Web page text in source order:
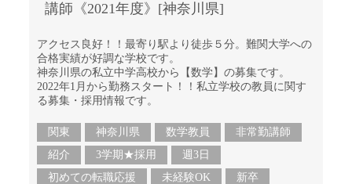
講師《2021年度》[神奈川県]
アクセス良好！！最寄り駅より徒歩５分。難関大学への
合格実績が好調な学校です。
神奈川県の私立中学高校から【数学】の募集です。
2022年1月から勤務スタート！！私立学校の教員に関す
る募集・採用情報です。
関東 神奈川県 数学教員
非常勤講師
紹介
3学期★採用
週3日
初めての転職応援
未経験OK
新卒